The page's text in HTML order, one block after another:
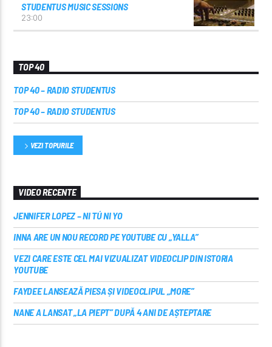
STUDENTUS MUSIC SESSIONS
23:00
TOP 40
TOP 40 – RADIO STUDENTUS
TOP 40 – RADIO STUDENTUS
VEZI TOPURILE
VIDEO RECENTE
JENNIFER LOPEZ – NI TÚ NI YO
INNA ARE UN NOU RECORD PE YOUTUBE CU „YALLA”
VEZI CARE ESTE CEL MAI VIZUALIZAT VIDEOCLIP DIN ISTORIA
YOUTUBE
FAYDEE LANSEAZĂ PIESA ȘI VIDEOCLIPUL „MORE”
NANE A LANSAT „LA PIEPT” DUPĂ 4 ANI DE AȘTEPTARE